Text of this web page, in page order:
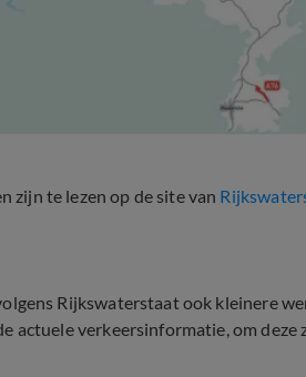
zijn te lezen op de site van
Rijkswaterstaat ook kleinere
actuele verkeersinformatie, om deze